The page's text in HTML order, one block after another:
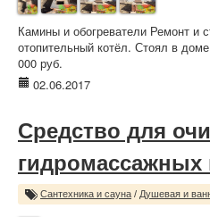
Камины и обогреватели Ремонт и
отопительный котёл. Стоял в
000 руб.
02.06.2017
Средство для
гидромассажных
Сантехника и сауна / Душевая и